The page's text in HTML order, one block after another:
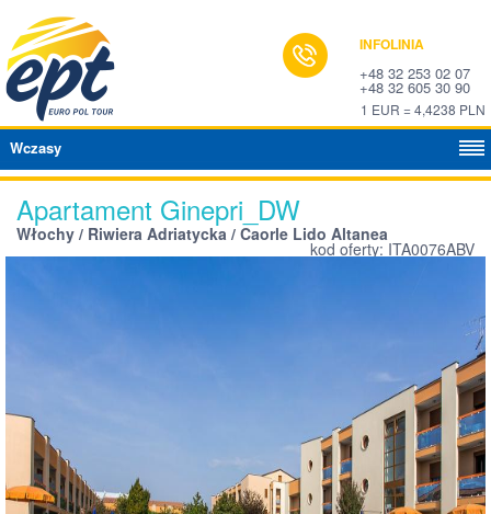
INFOLINIA
+48 32 253 02 07
+48 32 605 30 90
1 EUR = 4,4238 PLN
Wczasy
Apartament Ginepri_DW
Włochy / Riwiera Adriatycka / Caorle Lido Altanea
kod oferty: ITA0076ABV